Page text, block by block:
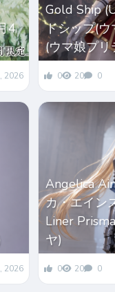
4
2026
Gold Ship
ドシップ(
(ウマ娘プ
0 20 0
2026
Angelica
カ・エイン
Liner
ヤ)
0 20 0